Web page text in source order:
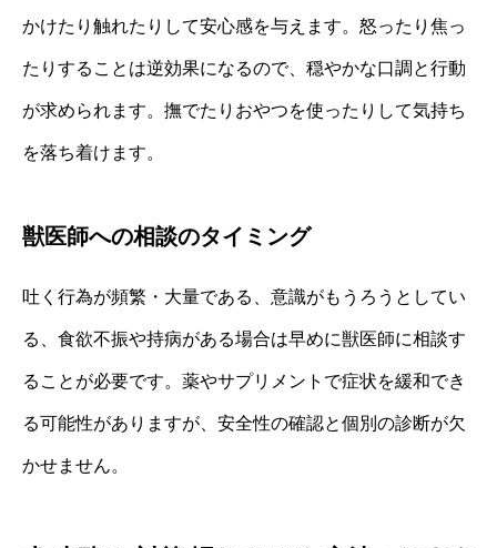
かけたり触れたりして安心感を与えます。怒ったり焦っ
たりすることは逆効果になるので、穏やかな口調と行動
が求められます。撫でたりおやつを使ったりして気持ち
を落ち着けます。
獣医師への相談のタイミング
吐く行為が頻繁・大量である、意識がもうろうとしてい
る、食欲不振や持病がある場合は早めに獣医師に相談す
ることが必要です。薬やサプリメントで症状を緩和でき
る可能性がありますが、安全性の確認と個別の診断が欠
かせません。